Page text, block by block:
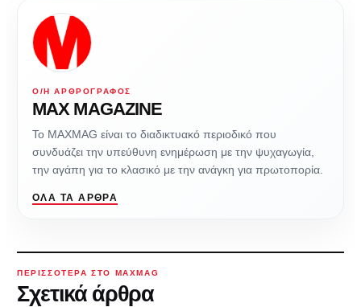
Ο/Η ΑΡΘΡΟΓΡΆΦΟΣ
MAX MAGAZINE
Το MAXMAG είναι το διαδικτυακό περιοδικό που
συνδυάζει την υπεύθυνη ενημέρωση με την ψυχαγωγία,
την αγάπη για το κλασικό με την ανάγκη για πρωτοπορία.
ΌΛΑ ΤΑ ΆΡΘΡΑ
ΠΕΡΙΣΣΌΤΕΡΑ ΣΤΟ MAXMAG
Σχετικά άρθρα